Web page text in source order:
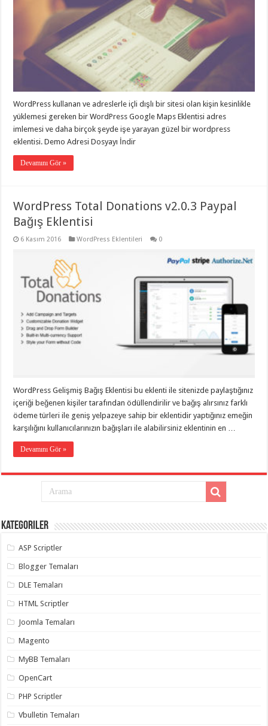
WordPress kullanan ve adreslerle içli dışlı bir sitesi olan kişin kesinlikle
yüklemesi gereken bir WordPress Google Maps Eklentisi adres
imlemesi ve daha birçok şeyde işe yarayan güzel bir wordpress
eklentisi. Demo Adresi Dosyayı İndir
Devamını Gör »
WordPress Total Donations v2.0.3 Paypal
Bağış Eklentisi
6 Kasım 2016 WordPress Eklentileri 0
WordPress Gelişmiş Bağış Eklentisi bu eklenti ile sitenizde paylaştığınız
içeriği beğenen kişiler tarafından ödüllendirilir ve bağış alırsınız farklı
ödeme türleri ile geniş yelpazeye sahip bir eklentidir yaptığınız emeğin
karşılığını kullanıcılarınızın bağışları ile alabilirsiniz eklentinin en …
Devamını Gör »
Kategoriler
ASP Scriptler
Blogger Temaları
DLE Temaları
HTML Scriptler
Joomla Temaları
Magento
MyBB Temaları
OpenCart
PHP Scriptler
Vbulletin Temaları